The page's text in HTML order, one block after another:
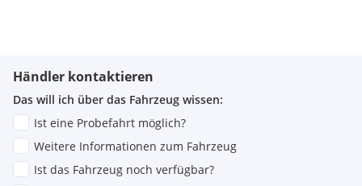
Händler kontaktieren
Das will ich über das Fahrzeug wissen:
Ist eine Probefahrt möglich?
Weitere Informationen zum Fahrzeug
Ist das Fahrzeug noch verfügbar?